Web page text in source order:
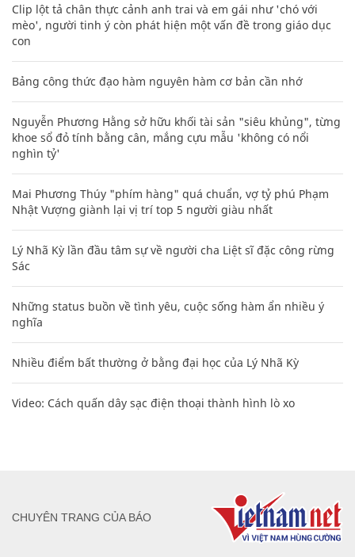
Clip lột tả chân thực cảnh anh trai và em gái như 'chó với
mèo', người tinh ý còn phát hiện một vấn đề trong giáo dục
con
Bảng công thức đạo hàm nguyên hàm cơ bản cần nhớ
Nguyễn Phương Hằng sở hữu khối tài sản "siêu khủng", từng
khoe sổ đỏ tính bằng cân, mắng cựu mẫu 'không có nổi
nghìn tỷ'
Mai Phương Thúy "phím hàng" quá chuẩn, vợ tỷ phú Phạm
Nhật Vượng giành lại vị trí top 5 người giàu nhất
Lý Nhã Kỳ lần đầu tâm sự về người cha Liệt sĩ đặc công rừng
Sác
Những status buồn về tình yêu, cuộc sống hàm ẩn nhiều ý
nghĩa
Nhiều điểm bất thường ở bằng đại học của Lý Nhã Kỳ
Video: Cách quấn dây sạc điện thoại thành hình lò xo
CHUYÊN TRANG CỦA BÁO